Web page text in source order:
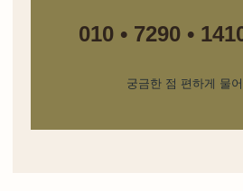
010 • 7290 •
궁금한 점 편하게 물